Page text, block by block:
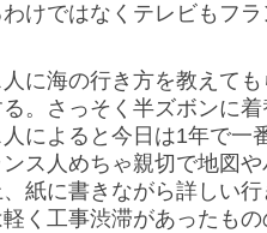
けではなくテレビもフ
に海の行き方を教えて
。さっそく半ズボンに
によると今日は1年で一
ス人めちゃ親切で地図
紙に書きながら詳しい
く工事渋滞があったも